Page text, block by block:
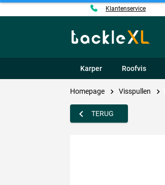
Klantenservice
Karper Roofvis
Homepage Visspullen
TERUG